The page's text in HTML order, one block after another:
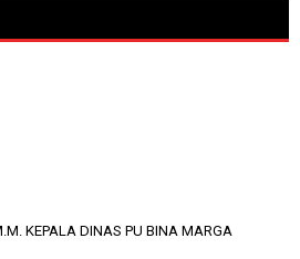
KEPALA DINAS PU BINA MARGA